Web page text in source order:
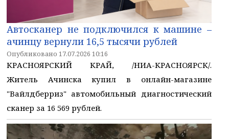
Автосканер не подключился к машине –
ачинцу вернули 16,5 тысячи рублей
Опубликовано 17.07.2026 10:16
КРАСНОЯРСКИЙ КРАЙ, /НИА-КРАСНОЯРСК/.
Житель Ачинска купил в онлайн-магазине
"Вайлдберриз" автомобильный диагностический
сканер за 16 569 рублей.